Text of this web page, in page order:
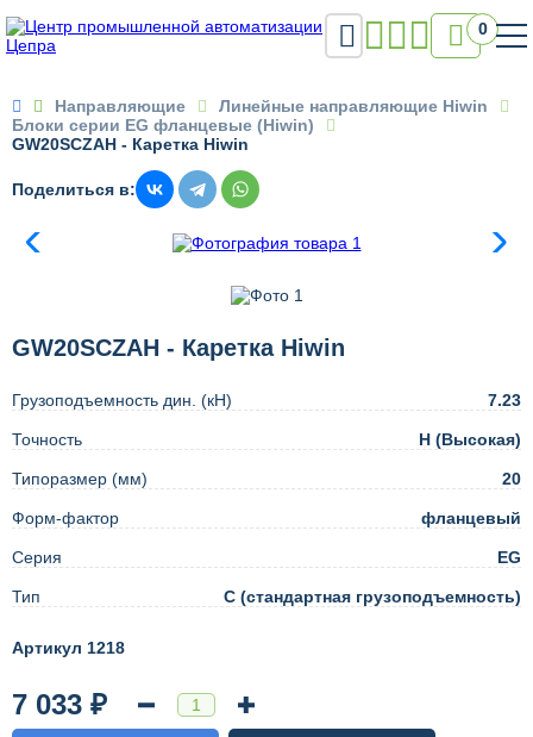
 0
 Направляющие
Линейные направляющие Hiwin
Блоки серии EG фланцевые (Hiwin)
GW20SCZAH - Каретка Hiwin
Поделиться в:
GW20SCZAH - Каретка Hiwin
Грузоподъемность дин. (кН) 7.23
Точность H (Высокая)
Типоразмер (мм) 20
Форм-фактор фланцевый
Серия EG
Тип C (стандартная грузоподъемность)
Артикул 1218
7 033 ₽